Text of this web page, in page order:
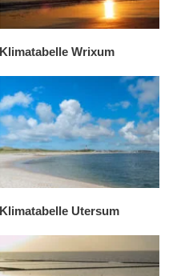
Klimatabelle Wrixum
Klimatabelle Utersum